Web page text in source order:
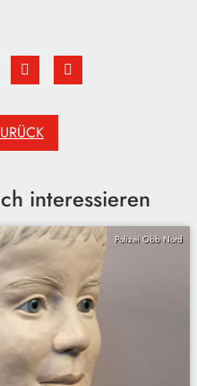
interessieren
Polizei Obb Nord